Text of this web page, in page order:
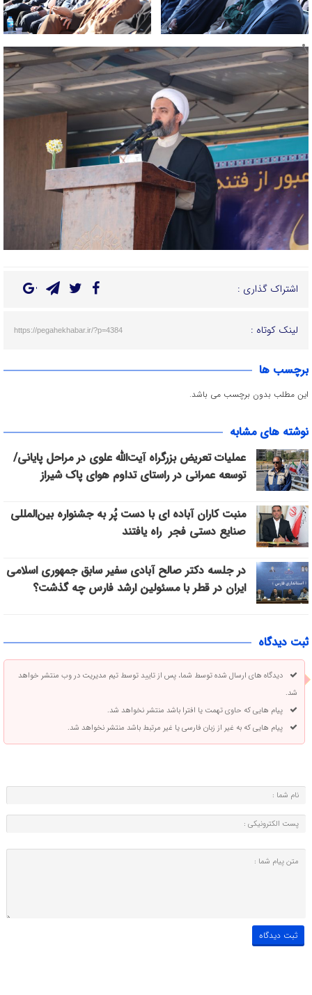
اشتراک گذاری :
لینک کوتاه : https://pegahekhabar.ir/?p=4384
برچسب ها
این مطلب بدون برچسب می باشد.
نوشته های مشابه
عملیات تعریض بزرگراه آیت‌الله علوی در مراحل پایانی/
توسعه عمرانی در راستای تداوم هوای پاک شیراز
منبت کاران آباده ای با دست پُر به جشنواره بین‌المللی
صنایع دستی فجر راه یافتند
در جلسه دکتر صالح آبادی سفیر سابق جمهوری اسلامی
ایران در قطر با مسئولین ارشد فارس چه گذشت؟
ثبت دیدگاه
دیدگاه های ارسال شده توسط شما، پس از تایید توسط تیم مدیریت در وب منتشر خواهد
شد.
پیام هایی که حاوی تهمت یا افترا باشد منتشر نخواهد شد.
پیام هایی که به غیر از زبان فارسی یا غیر مرتبط باشد منتشر نخواهد شد.